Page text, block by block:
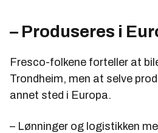
– Produseres i
Fresco-folkene forteller at
Trondheim, men at selve
annet sted i Europa.
– Lønninger og logistikken